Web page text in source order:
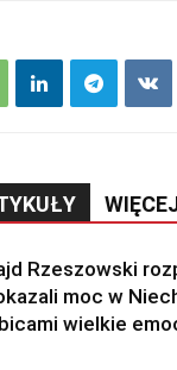
Rzeszowski
moc w
wielkie